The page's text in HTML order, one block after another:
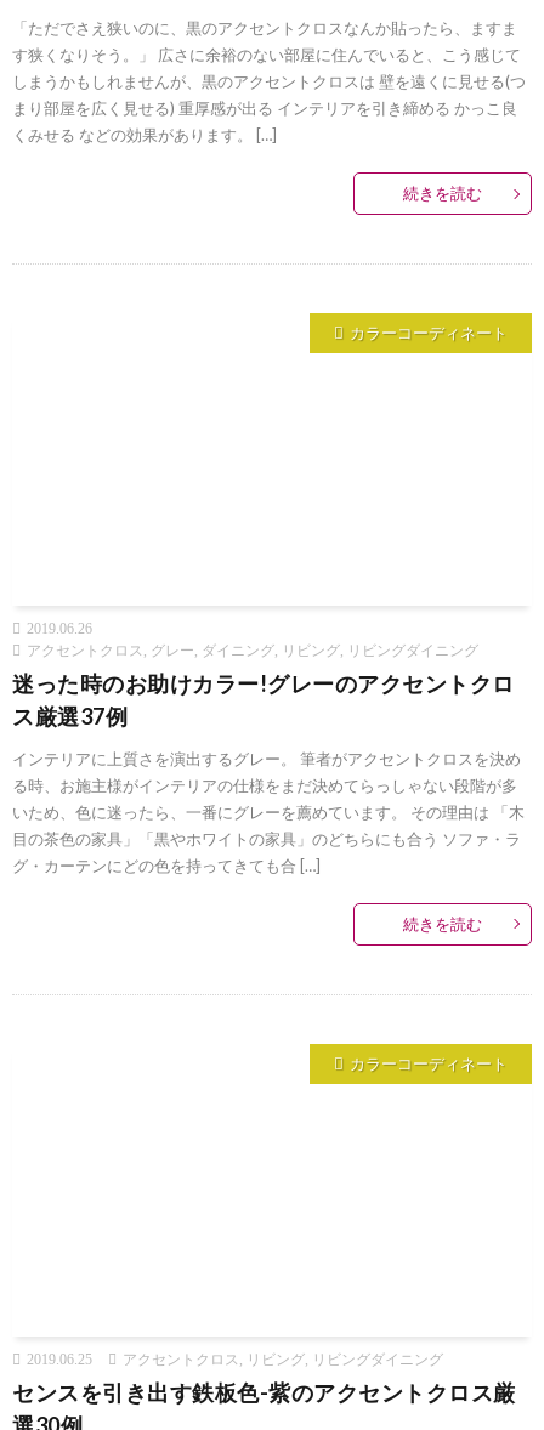
「ただでさえ狭いのに、黒のアクセントクロスなんか貼ったら、ますま
す狭くなりそう。」 広さに余裕のない部屋に住んでいると、こう感じて
しまうかもしれませんが、黒のアクセントクロスは 壁を遠くに見せる(つ
まり部屋を広く見せる) 重厚感が出る インテリアを引き締める かっこ良
くみせる などの効果があります。 […]
続きを読む
カラーコーディネート
2019.06.26
アクセントクロス
グレー ダイニング リビング リビングダイニング
迷った時のお助けカラー!グレーのアクセントクロ
ス厳選37例
インテリアに上質さを演出するグレー。 筆者がアクセントクロスを決め
る時、お施主様がインテリアの仕様をまだ決めてらっしゃない段階が多
いため、色に迷ったら、一番にグレーを薦めています。 その理由は 「木
目の茶色の家具」「黒やホワイトの家具」のどちらにも合う ソファ・ラ
グ・カーテンにどの色を持ってきても合 […]
続きを読む
カラーコーディネート
2019.06.25 アクセントクロス リビング リビングダイニング
センスを引き出す鉄板色-紫のアクセントクロス厳
選30例